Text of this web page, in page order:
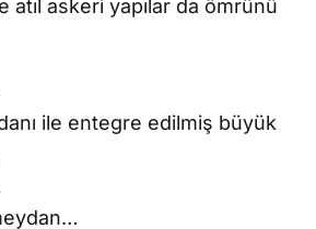
atıl askeri yapılar da ömrünü
ile entegre edilmiş büyük